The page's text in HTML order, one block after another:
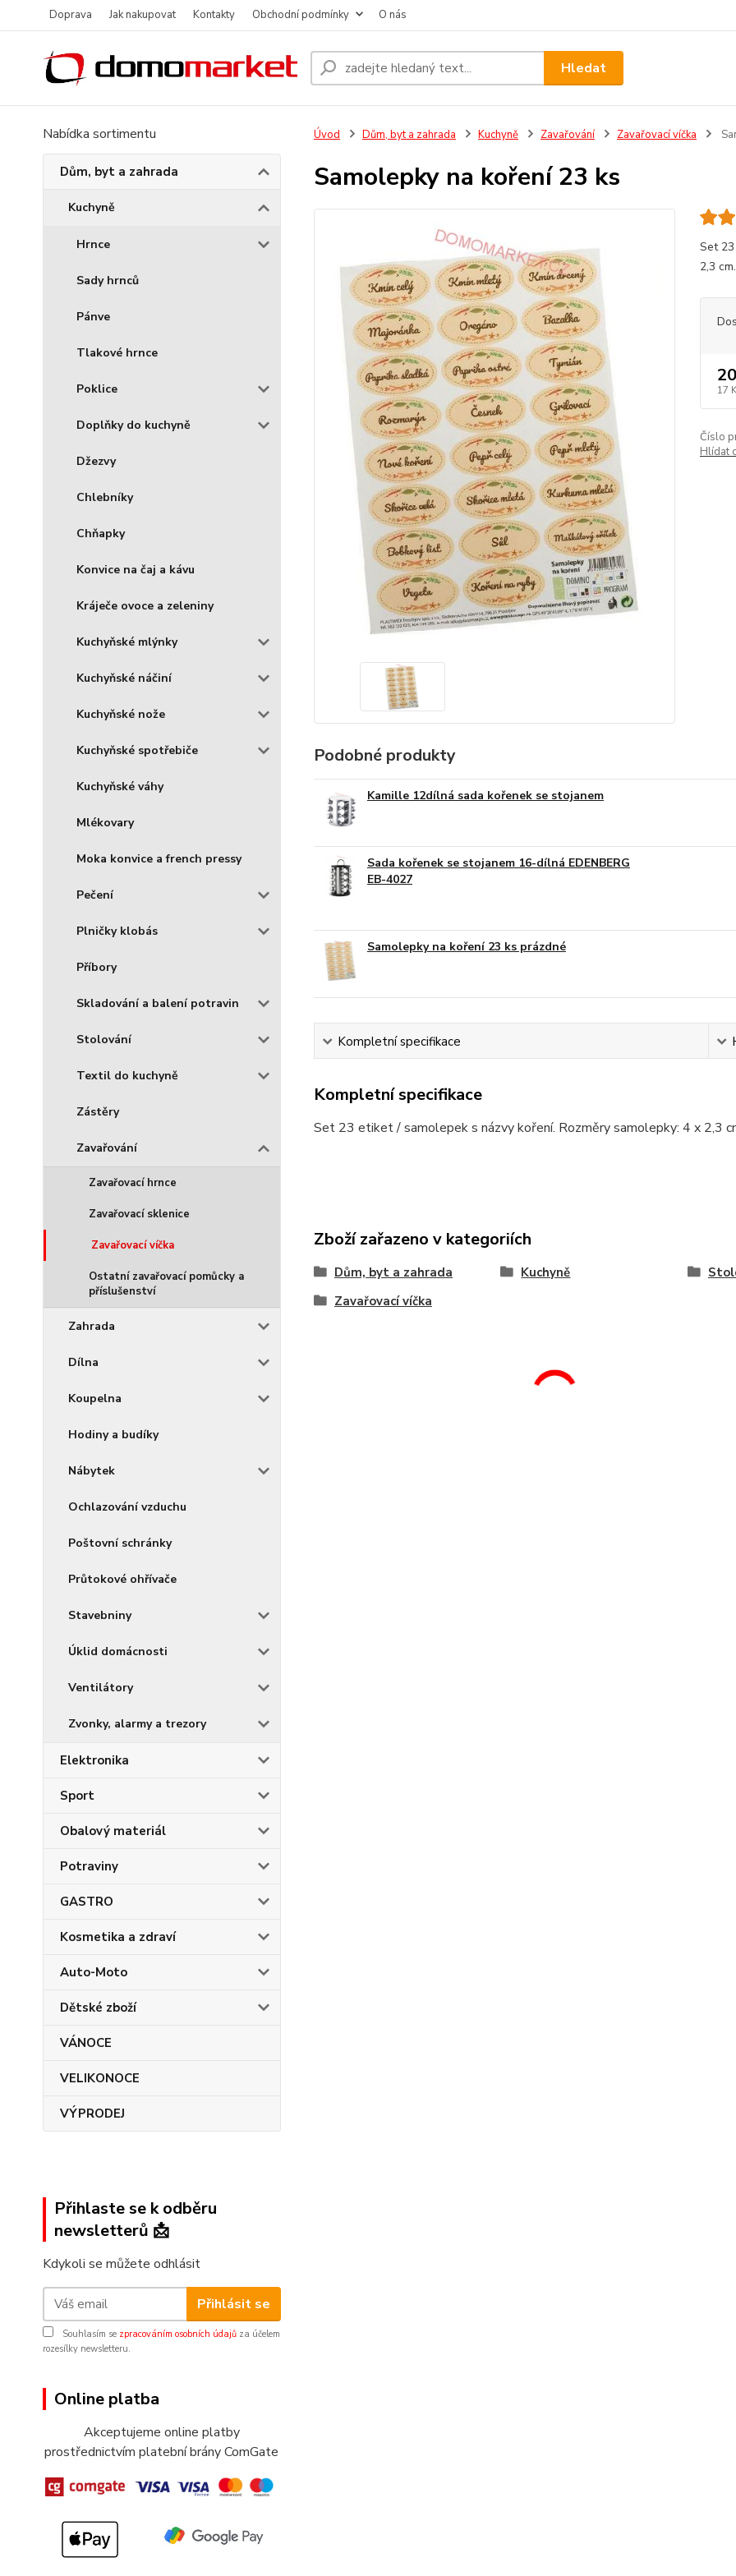
Doprava Jak nakupovat Kontakty Obchodní podmínky O nás
Hledat
Nabídka sortimentu
Dům, byt a zahrada
Kuchyně
Hrnce
Sady hrnců
Pánve
Tlakové hrnce
Poklice
Doplňky do kuchyně
Džezvy
Chlebníky
Chňapky
Konvice na čaj a kávu
Kráječe ovoce a zeleniny
Kuchyňské mlýnky
Kuchyňské náčiní
Kuchyňské nože
Kuchyňské spotřebiče
Kuchyňské váhy
Mlékovary
Moka konvice a french pressy
Pečení
Plničky klobás
Příbory
Skladování a balení potravin
Stolování
Textil do kuchyně
Zástěry
Zavařování
Zavařovací hrnce
Zavařovací sklenice
Zavařovací víčka
Ostatní zavařovací pomůcky a
příslušenství
Zahrada
Dílna
Koupelna
Hodiny a budíky
Nábytek
Ochlazování vzduchu
Poštovní schránky
Průtokové ohřívače
Stavebniny
Úklid domácnosti
Ventilátory
Zvonky, alarmy a trezory
Elektronika
Sport
Obalový materiál
Potraviny
GASTRO
Kosmetika a zdraví
Auto-Moto
Dětské zboží
VÁNOCE
VELIKONOCE
VÝPRODEJ
Přihlaste se k odběru
newsletterů 📩
Kdykoli se můžete odhlásit
Přihlásit se
Souhlasím se zpracováním osobních údajů za účelem
rozesílky newsletteru.
Online platba
Akceptujeme online platby
prostřednictvím platební brány ComGate
Úvod Dům, byt a zahrada Kuchyně Zavařování Zavařovací víčka
Samolepky na koření 23 ks
Set
2,3 cm.
17
Číslo
Hlídat
Podobné produkty
Kamille 12dílná sada kořenek se stojanem
Sada kořenek se stojanem 16-dílná EDENBERG
EB-4027
Samolepky na koření 23 ks prázdné
Kompletní specifikace
Kompletní specifikace
Set 23 etiket / samolepek s názvy koření. Rozměry samolepky: 4 x 2,3
Zboží zařazeno v kategoriích
Dům, byt a zahrada Kuchyně
Zavařovací víčka